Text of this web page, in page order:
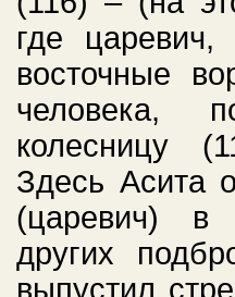
где
восточные
человека,
колесницу
Здесь Асита
(царевич) в
других
выпустил